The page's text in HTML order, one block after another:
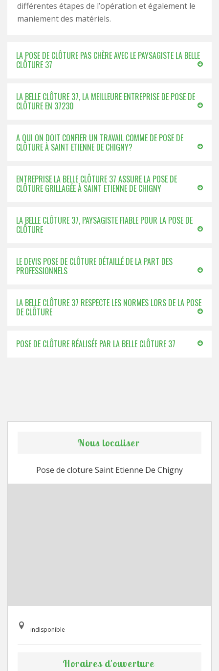
différentes étapes de l’opération et également le
maniement des matériels.
LA POSE DE CLÔTURE PAS CHÈRE AVEC LE PAYSAGISTE LA BELLE
CLÔTURE 37
LA BELLE CLÔTURE 37, LA MEILLEURE ENTREPRISE DE POSE DE
CLÔTURE EN 37230
A QUI ON DOIT CONFIER UN TRAVAIL COMME DE POSE DE
CLÔTURE À SAINT ETIENNE DE CHIGNY?
ENTREPRISE LA BELLE CLÔTURE 37 ASSURE LA POSE DE
CLÔTURE GRILLAGÉE À SAINT ETIENNE DE CHIGNY
LA BELLE CLÔTURE 37, PAYSAGISTE FIABLE POUR LA POSE DE
CLÔTURE
LE DEVIS POSE DE CLÔTURE DÉTAILLÉ DE LA PART DES
PROFESSIONNELS
LA BELLE CLÔTURE 37 RESPECTE LES NORMES LORS DE LA POSE
DE CLÔTURE
POSE DE CLÔTURE RÉALISÉE PAR LA BELLE CLÔTURE 37
Nous localiser
Pose de cloture Saint Etienne De Chigny
indisponible
Horaires d'ouverture